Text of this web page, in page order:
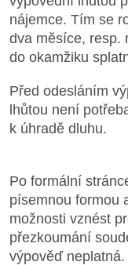
nájemce. Tím se
dva měsíce, resp.
do okamžiku
Před odesláním
lhůtou není
k úhradě dluhu.
Po formální
písemnou formou
možnosti vznést
přezkoumání
výpověď neplatná.